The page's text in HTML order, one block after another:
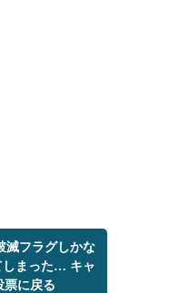
滅フラグしかな
しまった… キャ
票に戻る